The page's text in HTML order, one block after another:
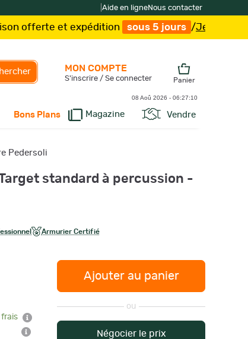
Aide en ligneNous contacter
sous 5 jours Je fonce !
Bons Plans Magazine Vendre
MON COMPTE
S'inscrire / Se connecter Panier
08 Aoû 2026 -06:27:11
Pedersoli
standard à percussion -
Armurier Certifié
frais
Ajouter au panier
ou
Négocier le prix